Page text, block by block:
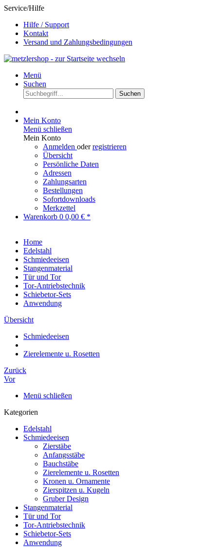
Service/Hilfe
Hilfe / Support
Kontakt
Versand und Zahlungsbedingungen
Menü
Suchen
Suchen
Mein Konto
Menü schließen
Mein Konto
Anmelden oderregistrieren
Übersicht
Persönliche Daten
Adressen
Zahlungsarten
Bestellungen
Sofortdownloads
Merkzettel
Warenkorb 0 0,00 € *
Home
Edelstahl
Schmiedeeisen
Stangenmaterial
Tür und Tor
Tor-Antriebstechnik
Schiebetor-Sets
Anwendung
Übersicht
Schmiedeeisen
Zierelemente u. Rosetten
Zurück
Vor
Menü schließen
Kategorien
Edelstahl
Schmiedeeisen
Zierstäbe
Anfangsstäbe
Bauchstäbe
Zierelemente u. Rosetten
Kronen u. Ornamente
Zierspitzen u. Kugeln
Gruber Design
Stangenmaterial
Tür und Tor
Tor-Antriebstechnik
Schiebetor-Sets
Anwendung